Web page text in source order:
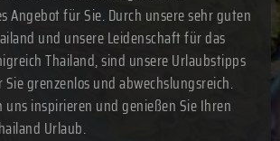
Angebot für Sie. Durch unsere sehr guten
und unsere Leidenschaft für das
Thailand, sind unsere Urlaubstipps
grenzenlos und abwechslungsreich.
uns inspirieren und genießen Sie Ihren
Urlaub.